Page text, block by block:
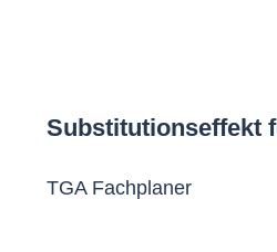
Substitutionseffekt
TGA Fachplaner